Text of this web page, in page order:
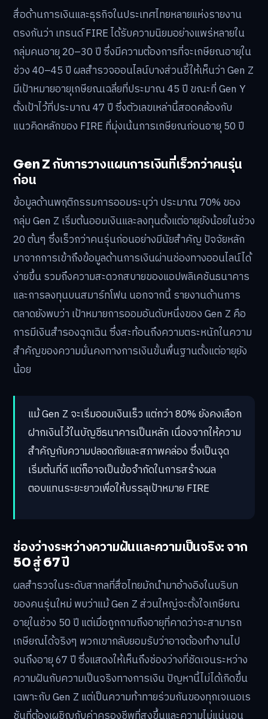
สื่อด้านการเงินและธุรกิจในประเทศไทยหลายแห่งรายงาน
ตรงกันว่า เทรนด์ FIRE ได้รับความนิยมอย่างแพร่หลายใน
กลุ่มคนอายุ 20–30 ปี ซึ่งมีความต้องการที่จะเกษียณอายุใน
ช่วง 40–45 ปี ผลสำรวจออนไลน์บางส่วนชี้ให้เห็นว่า Gen Z
มีเป้าหมายอายุเกษียณเฉลี่ยที่ประมาณ 45 ปี ขณะที่ Gen Y
ตั้งเป้าไว้ที่ประมาณ 47 ปี ซึ่งตัวเลขเหล่านี้สอดคล้องกับ
แนวคิดหลักของ FIRE ที่มุ่งเน้นการเกษียณก่อนอายุ 50 ปี
Gen Z กับการวางแผนการเงินที่เร็วกว่าคนรุ่น
ก่อน
ข้อมูลด้านพฤติกรรมการออมระบุว่า ประมาณ 70% ของ
กลุ่ม Gen Z เริ่มต้นออมเงินและลงทุนตั้งแต่อายุยังน้อยในช่วง
20 ต้นๆ ซึ่งเร็วกว่าคนรุ่นก่อนอย่างมีนัยสำคัญ ปัจจัยหลัก
มาจากการเข้าถึงข้อมูลด้านการเงินผ่านช่องทางออนไลน์ได้
ง่ายขึ้น รวมถึงความสะดวกสบายของแอปพลิเคชันธนาคาร
และการลงทุนบนสมาร์ทโฟน นอกจากนี้ รายงานด้านการ
ตลาดยังพบว่า เป้าหมายการออมอันดับหนึ่งของ Gen Z คือ
การมีเงินสำรองฉุกเฉิน ซึ่งสะท้อนถึงความตระหนักในความ
สำคัญของความมั่นคงทางการเงินขั้นพื้นฐานตั้งแต่อายุยัง
น้อย
แม้ Gen Z จะเริ่มออมเงินเร็ว แต่กว่า 80% ยังคงเลือก
ฝากเงินไว้ในบัญชีธนาคารเป็นหลัก เนื่องจากให้ความ
สำคัญกับความปลอดภัยและสภาพคล่อง ซึ่งเป็นจุด
เริ่มต้นที่ดี แต่ก็อาจเป็นข้อจำกัดในการสร้างผล
ตอบแทนระยะยาวเพื่อให้บรรลุเป้าหมาย FIRE
ช่องว่างระหว่างความฝันและความเป็นจริง: จาก
50 สู่ 67 ปี
ผลสำรวจในระดับสากลที่สื่อไทยมักนำมาอ้างอิงในบริบท
ของคนรุ่นใหม่ พบว่าแม้ Gen Z ส่วนใหญ่จะตั้งใจเกษียณ
อายุในช่วง 50 ปี แต่เมื่อถูกถามถึงอายุที่คาดว่าจะสามารถ
เกษียณได้จริงๆ พวกเขากลับยอมรับว่าอาจต้องทำงานไป
จนถึงอายุ 67 ปี ซึ่งแสดงให้เห็นถึงช่องว่างที่ชัดเจนระหว่าง
ความฝันกับความเป็นจริงทางการเงิน ปัญหานี้ไม่ได้เกิดขึ้น
เฉพาะกับ Gen Z แต่เป็นความท้าทายร่วมกันของทุกเจเนอเร